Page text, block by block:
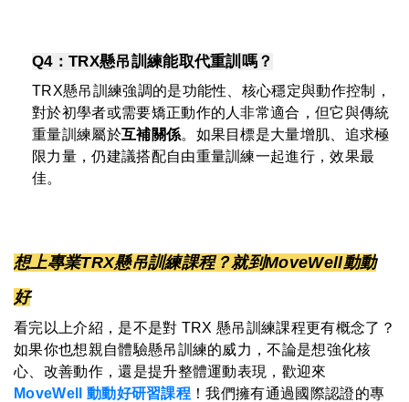
Q4：TRX懸吊訓練能取代重訓嗎？
TRX懸吊訓練強調的是功能性、核心穩定與動作控制，
對於初學者或需要矯正動作的人非常適合，但它與傳統
重量訓練屬於互補關係。如果目標是大量增肌、追求極
限力量，仍建議搭配自由重量訓練一起進行，效果最
佳。
想上專業TRX懸吊訓練課程？就到MoveWell動動
好
看完以上介紹，是不是對 TRX 懸吊訓練課程更有概念了？
如果你也想親自體驗懸吊訓練的威力，不論是想強化核
心、改善動作，還是提升整體運動表現，歡迎來
MoveWell 動動好研習課程 ！我們擁有通過國際認證的專